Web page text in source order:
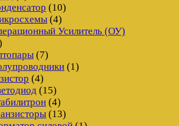
(10)
(4)
Усилитель (ОУ)
(7)
(1)
(4)
(15)
(4)
(13)